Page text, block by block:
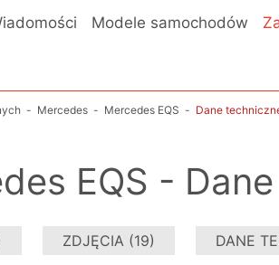
Modele samochodów
- Mercedes - Mercedes EQS - Dane
EQS -
ZDJĘCIA (19) DANE